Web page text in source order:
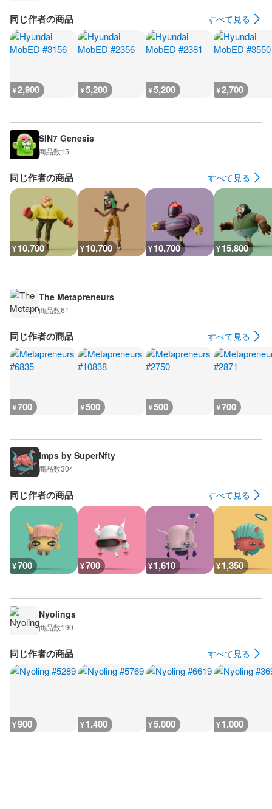
同じ作者の商品 すべて見る
¥2,900 ¥5,200 ¥5,200 ¥2,700
SIN7 Genesis
商品数15
同じ作者の商品 すべて見る
¥10,700 ¥10,700 ¥10,700 ¥15,800
The Metapreneurs
商品数61
同じ作者の商品 すべて見る
¥700 ¥500 ¥500 ¥700
Imps by SuperNfty
商品数304
同じ作者の商品 すべて見る
¥700 ¥700 ¥1,610 ¥1,350
Nyolings
商品数190
同じ作者の商品 すべて見る
¥900 ¥1,400 ¥5,000 ¥1,000